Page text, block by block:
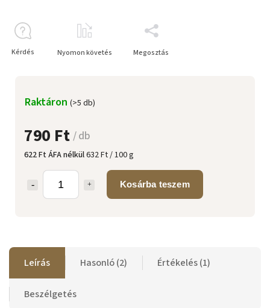
790 Ft / db
622 Ft ÁFA nélkül632 Ft / 100 g
Kosárba teszem
Raktáron (>5 db)
Kérdés Nyomon követés Megosztás
Leírás Hasonló (2) Értékelés (1)
Beszélgetés